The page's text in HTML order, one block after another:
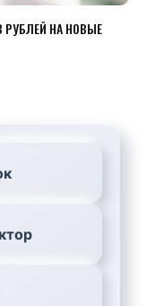
НА НОВЫЕ